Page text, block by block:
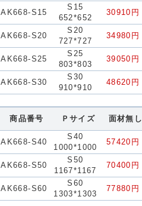
AK668-S15
S15
652*652
30910円
AK668-S20
S20
727*727
34980円
AK668-S25
S25
803*803
39050円
AK668-S30
S30
910*910
48620円
商品番号 Ｐサイズ 面材無し
AK668-S40
S40
1000*1000
57420円
AK668-S50
S50
1167*1167
70400円
AK668-S60
S60
1303*1303
77880円